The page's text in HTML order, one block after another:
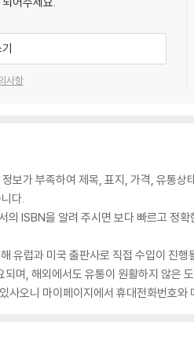
사항
보가 부족하여 제목, 표지, 가격, 유통
다.
의 ISBN을 알려 주시면 보다 빠르고 정
유럽과 미국 출판사로 직접 수입이 진행
며, 해외에서도 유통이 원활하지 않은
사오니 마이페이지에서 휴대전화번호